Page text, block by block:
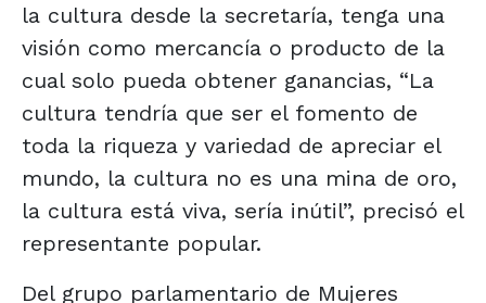
la cultura desde la secretaría, tenga una
visión como mercancía o producto de la
cual solo pueda obtener ganancias, “La
cultura tendría que ser el fomento de
toda la riqueza y variedad de apreciar el
mundo, la cultura no es una mina de oro,
la cultura está viva, sería inútil”, precisó el
representante popular.
Del grupo parlamentario de Mujeres